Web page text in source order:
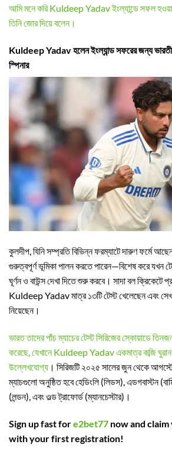
আমি মনে করি Kuldeep Yadav ইংল্যান্ডে সফল
তিনি জোর দিয়ে বলেন।
Kuldeep Yadav হলেন ইংল্যান্ড সফরের জন্য
স্পিনার
কুলদীপ, যিনি সম্প্রতি বিভিন্ন ফরম্যাটে দারুণ ফর্মে
গুরুত্বপূর্ণ ভূমিকা পালন করতে পারেন—বিশেষ করে যখন
ঘূর্ণন ও বাউন্স দেখা দিতে শুরু করবে। সাদা বল ক্রিকেটে
Kuldeep Yadav মাত্র ১৩টি টেস্ট খেলেছেন এবং
নিয়েছেন।
ভারত তাদের পাঁচ ম্যাচের টেস্ট সিরিজের স্কোয়াডে
করেছে, যেখানে Kuldeep Yadav একমাত্র কব্জি ঘুরান
উল্লেখযোগ্য । সিরিজটি ২০২৫ সালের জুন থেকে
ম্যাচগুলো অনুষ্ঠিত হবে হেডিংলি (লিডস), এডগবাস্টন
(লন্ডন), এবং ওল্ড ট্রাফোর্ড (ম্যানচেস্টার)।
Sign up fast fore2bet77 now and
with your first registration!